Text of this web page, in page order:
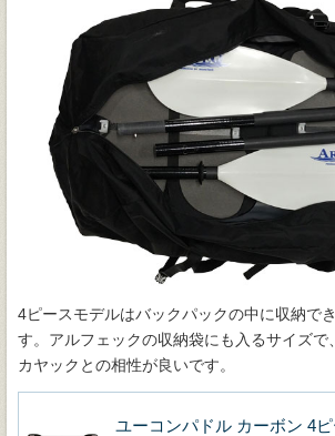
4ピースモデルはバックパックの中に収納で
す。アルフェックの収納袋にも入るサイズで
カヤックとの相性が良いです。
ユーコンパドル カーボン 4ピ